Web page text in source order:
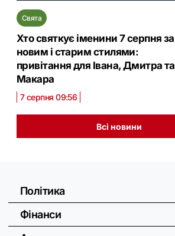
Свята
Хто святкує іменини 7 серпня за
новим і старим стилями:
привітання для Івана, Дмитра та
Макара
7 серпня 09:56
Всі новини
Політика
Фінанси